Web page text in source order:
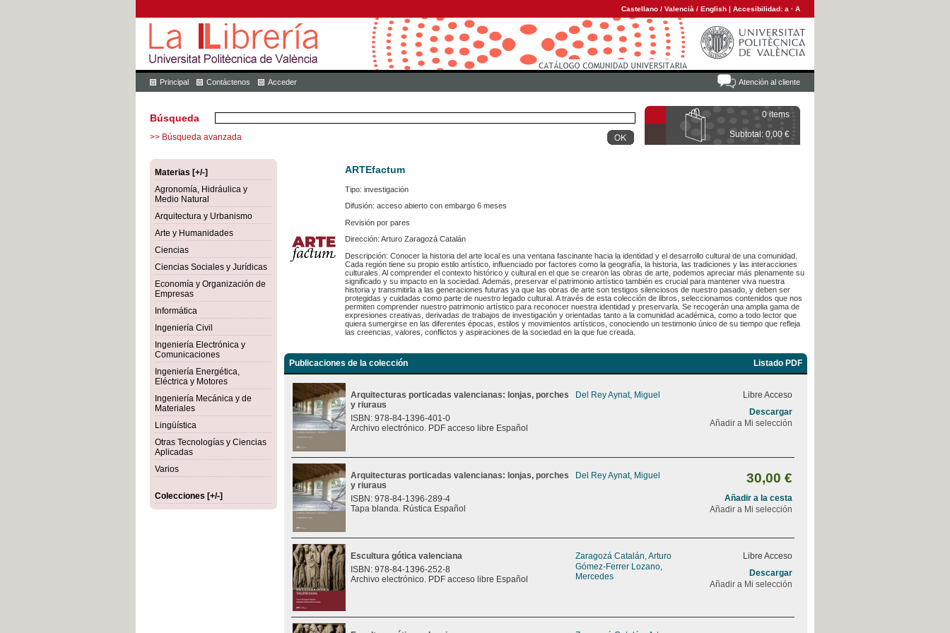
Castellano / Valencià / English | Accesibilidad: a · A
Atención al cliente
Principal Contáctenos Acceder
0 items
Subtotal: 0,00 €
Búsqueda
>> Búsqueda avanzada
Materias [+/-]
Agronomía, Hidráulica y
Medio Natural
Arquitectura y Urbanismo
Arte y Humanidades
Ciencias
Ciencias Sociales y Jurídicas
Economía y Organización de
Empresas
Informática
Ingeniería Civil
Ingeniería Electrónica y
Comunicaciones
Ingeniería Energética,
Eléctrica y Motores
Ingeniería Mecánica y de
Materiales
Lingüística
Otras Tecnologías y Ciencias
Aplicadas
Varios
Colecciones [+/-]
ARTEfactum
Tipo: investigación
Difusión: acceso abierto con embargo 6 meses
Revisión por pares
Dirección: Arturo Zaragozá Catalán
Descripción: Conocer la historia del arte local es una ventana fascinante hacia la identidad y el desarrollo cultural de una comunidad.
Cada región tiene su propio estilo artístico, influenciado por factores como la geografía, la historia, las tradiciones y las interacciones
culturales. Al comprender el contexto histórico y cultural en el que se crearon las obras de arte, podemos apreciar más plenamente su
significado y su impacto en la sociedad. Además, preservar el patrimonio artístico también es crucial para mantener viva nuestra
historia y transmitirla a las generaciones futuras ya que las obras de arte son testigos silenciosos de nuestro pasado, y deben ser
protegidas y cuidadas como parte de nuestro legado cultural. A través de esta colección de libros, seleccionamos contenidos que nos
permiten comprender nuestro patrimonio artístico para reconocer nuestra identidad y preservarla. Se recogerán una amplia gama de
expresiones creativas, derivadas de trabajos de investigación y orientadas tanto a la comunidad académica, como a todo lector que
quiera sumergirse en las diferentes épocas, estilos y movimientos artísticos, conociendo un testimonio único de su tiempo que refleja
las creencias, valores, conflictos y aspiraciones de la sociedad en la que fue creada.
Publicaciones de la colección Listado PDF
Arquitecturas porticadas valencianas: lonjas, porches
y riuraus
ISBN: 978-84-1396-401-0
Archivo electrónico. PDF acceso libre Español
Del Rey Aynat, Miguel
Libre Acceso
Descargar
Añadir a Mi selección
Arquitecturas porticadas valencianas: lonjas, porches
y riuraus
ISBN: 978-84-1396-289-4
Tapa blanda. Rústica Español
Del Rey Aynat, Miguel 30,00 €
Añadir a la cesta
Añadir a Mi selección
Escultura gótica valenciana
ISBN: 978-84-1396-252-8
Archivo electrónico. PDF acceso libre Español
Zaragozá Catalán, Arturo
Gómez-Ferrer Lozano,
Mercedes
Libre Acceso
Descargar
Añadir a Mi selección